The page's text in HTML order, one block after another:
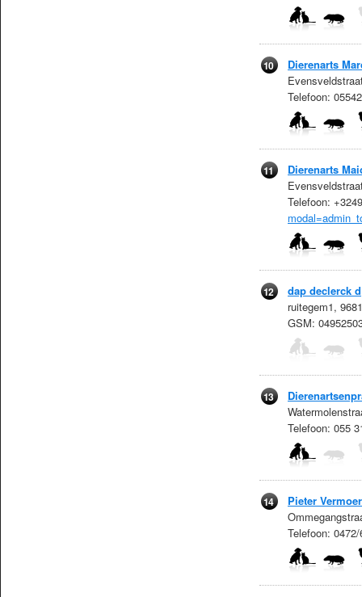
10
Dierenarts
Telefoon:
11
Dierenarts
Telefoon:
12
dap declerck d
ruitegem1,
GSM:
13
Telefoon: 055
14
Pieter
Telefoon: